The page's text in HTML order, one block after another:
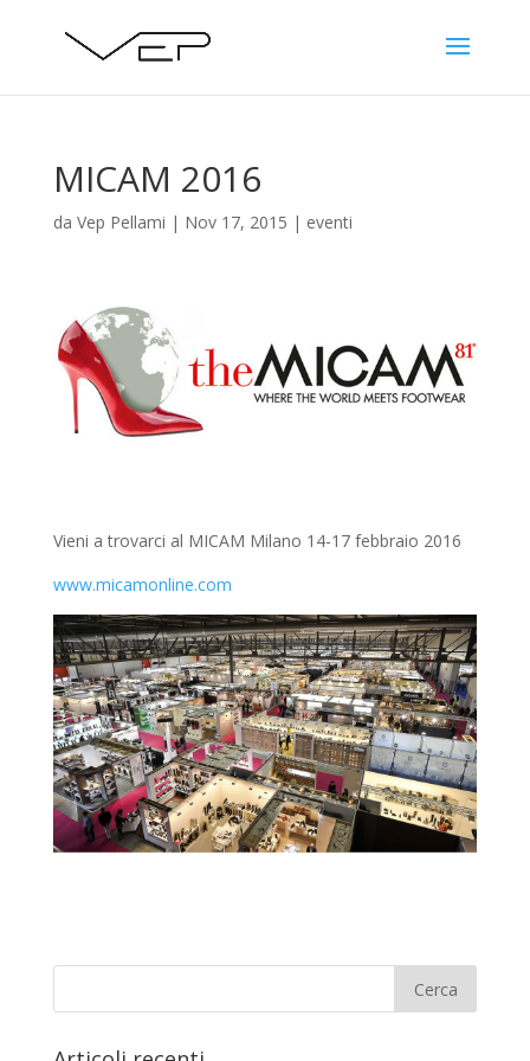
MICAM 2016
da Vep Pellami | Nov 17, 2015 | eventi
Vieni a trovarci al MICAM Milano 14-17 febbraio 2016
www.micamonline.com